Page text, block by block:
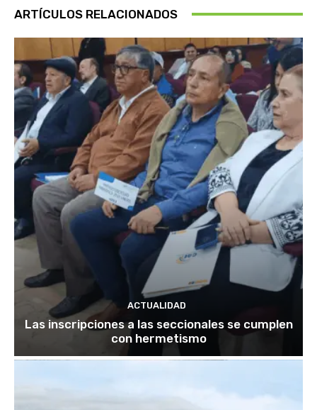
ARTÍCULOS RELACIONADOS
ACTUALIDAD
Las inscripciones a las seccionales se cumplen
con hermetismo